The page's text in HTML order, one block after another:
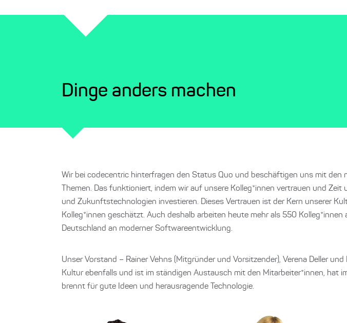
Dinge anders machen
Wir bei codecentric hinterfragen den Status Quo und beschäftigen uns mit den
Themen. Das funktioniert, indem wir auf unsere Kolleg*innen vertrauen und Zeit
und Zukunftstechnologien investieren. Dieses Vertrauen ist der Kern unserer
Kolleg*innen geschätzt. Auch deshalb arbeiten heute mehr als 550 Kolleg*innen
Deutschland an moderner Softwareentwicklung.
Unser Vorstand – Rainer Vehns (Mitgründer und Vorsitzender), Verena Deller
Kultur ebenfalls und ist im ständigen Austausch mit den Mitarbeiter*innen, hat
brennt für gute Ideen und herausragende Technologie.